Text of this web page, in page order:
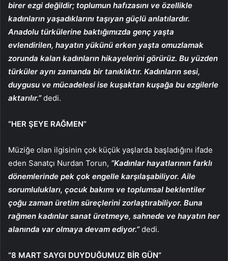
birer ezgi değildir; toplumun hafızasını ve özellikle
kadınların yaşadıklarını taşıyan güçlü anlatılardır.
Anadolu türkülerine baktığımızda genç yaşta
evlendirilen, hayatın yükünü erken yaşta omuzlamak
zorunda kalan kadınların hikayelerini görürüz. Bu yüzden
türküler aynı zamanda bir tanıklıktır. Kadınların sesi,
duygusu ve mücadelesi ise kuşaktan kuşağa bu ezgilerle
aktarılır.”dedi.
“HER ŞEYE RAĞMEN”
Müziğe olan ilgisinin çok küçük yaşlarda başladığını ifade
eden Sanatçı Nurdan Torun, “Kadınlar hayatlarının farklı
dönemlerinde pek çok engelle karşılaşabiliyor. Aile
sorumlulukları, çocuk bakımı ve toplumsal beklentiler
çoğu zaman üretim süreçlerini zorlaştırabiliyor. Buna
rağmen kadınlar sanat üretmeye, sahnede ve hayatın her
alanında var olmaya devam ediyor.”dedi.
“8 MART SAYGI DUYDUĞUMUZ BİR GÜN”